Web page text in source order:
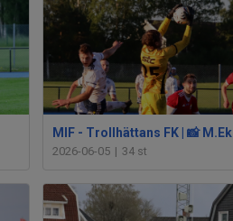
MIF - Trollhättans FK | 📸 M.Ek
2026-06-05 | 34 st